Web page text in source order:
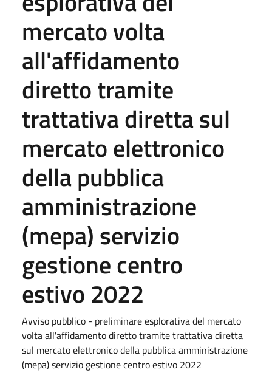
mercato volta
all'affidamento
diretto tramite
trattativa diretta sul
mercato elettronico
della pubblica
amministrazione
(mepa) servizio
gestione centro
estivo 2022
Avviso pubblico - preliminare esplorativa del mercato
volta all'affidamento diretto tramite trattativa diretta
sul mercato elettronico della pubblica amministrazione
(mepa) servizio gestione centro estivo 2022